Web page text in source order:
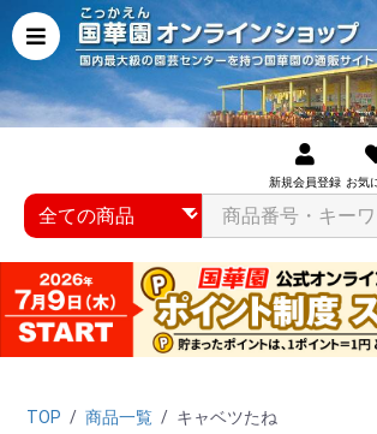
新規会員登録 お気
TOP / 商品一覧 / キャベツたね